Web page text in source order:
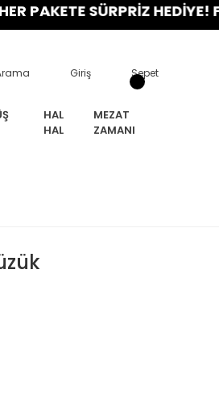
SÜRPRİZ HEDİYE!
Giriş Sepet
HAL
HAL
MEZAT
ZAMANI